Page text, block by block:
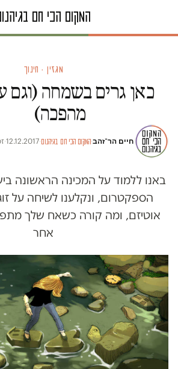
מגזין · חינוך
כאן גרים בשמחה (וגם
מהפכה)
חיים הר־זהב·המקום הכי חם בגיהנום·
12.12.2017
·
באנו ללמוד על המכינה הראשונה
הספקטרום, ונקלענו לשיחה על
אוטיזם, ומה קורה כשאח שלך
אחר